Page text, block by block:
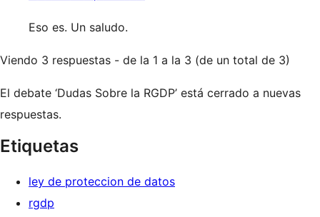
Eso es. Un saludo.
Viendo 3 respuestas - de la 1 a la 3 (de un total de 3)
El debate ‘Dudas Sobre la RGDP’ está cerrado a nuevas
respuestas.
Etiquetas
ley de proteccion de datos
rgdp